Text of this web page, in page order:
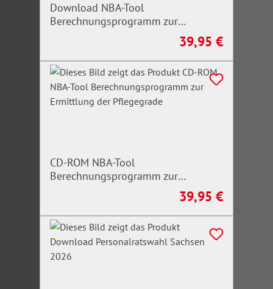
Download NBA-Tool
Berechnungsprogramm zur
Ermittlung der Pflegegrade Upgrade
Regulärer Preis:
39,95 €
CD-ROM NBA-Tool
Berechnungsprogramm zur
Regulärer Preis:
39,95 €